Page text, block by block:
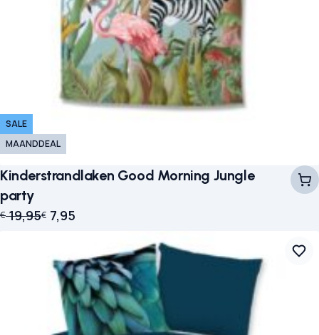
SALE
MAANDDEAL
Kinderstrandlaken Good Morning Jungle
party
€19,95
Oorspronkelijke prijs was: € 19,95.
€ 7,95
Huidige prijs is: € 7,95.